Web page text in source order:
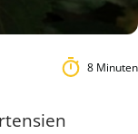
8 Minuten